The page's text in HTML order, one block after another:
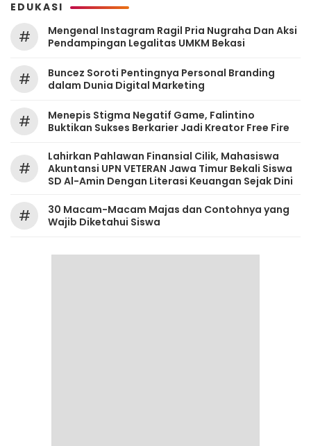
EDUKASI
#
Mengenal Instagram Ragil Pria Nugraha Dan Aksi
Pendampingan Legalitas UMKM Bekasi
#
‎Buncez Soroti Pentingnya Personal Branding
dalam Dunia Digital Marketing
#
Menepis Stigma Negatif Game, Falintino
Buktikan Sukses Berkarier Jadi Kreator Free Fire
#
Lahirkan Pahlawan Finansial Cilik, Mahasiswa
Akuntansi UPN VETERAN Jawa Timur Bekali Siswa
SD Al-Amin Dengan Literasi Keuangan Sejak Dini
#
30 Macam-Macam Majas dan Contohnya yang
Wajib Diketahui Siswa